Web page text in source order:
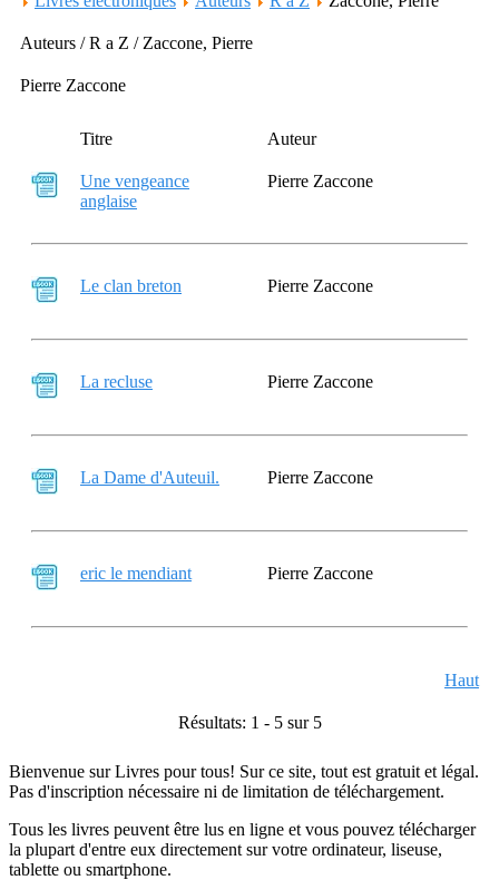
Auteurs / R a Z / Zaccone, Pierre
Pierre Zaccone
Titre Auteur
Une vengeance
anglaise
Pierre Zaccone
Le clan breton Pierre Zaccone
La recluse Pierre Zaccone
La Dame d'Auteuil. Pierre Zaccone
eric le mendiant Pierre Zaccone
Haut
Résultats: 1 - 5 sur 5
Bienvenue sur Livres pour tous! Sur ce site, tout est gratuit et légal.
Pas d'inscription nécessaire ni de limitation de téléchargement.
Tous les livres peuvent être lus en ligne et vous pouvez télécharger
la plupart d'entre eux directement sur votre ordinateur, liseuse,
tablette ou smartphone.